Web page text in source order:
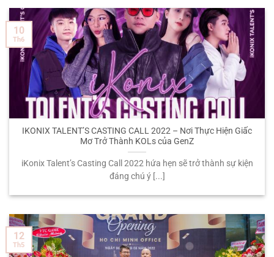
IKONIX TALENT’S CASTING CALL 2022 – Nơi Thực Hiện Giấc
Mơ Trở Thành KOLs của GenZ
iKonix Talent’s Casting Call 2022 hứa hẹn sẽ trở thành sự kiện
đáng chú ý [...]
10
Th6
12
Th5